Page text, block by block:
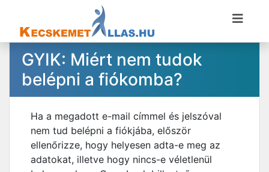
GYIK: Miért nem tudok
belépni a fiókomba?
Ha a megadott e-mail címmel és jelszóval
nem tud belépni a fiókjába, először
ellenőrizze, hogy helyesen adta-e meg az
adatokat, illetve hogy nincs-e véletlenül